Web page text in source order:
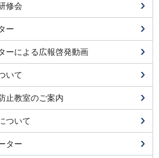
修会
ー
ーによる広報啓発動画
いて
止教室のご案内
ついて
ター